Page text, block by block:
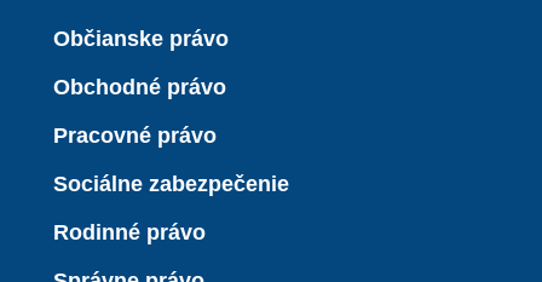
Občianske právo
Obchodné právo
Pracovné právo
Sociálne zabezpečenie
Rodinné právo